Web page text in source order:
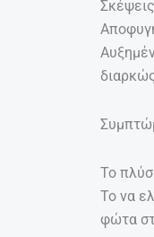
Το
Το να
φώτα